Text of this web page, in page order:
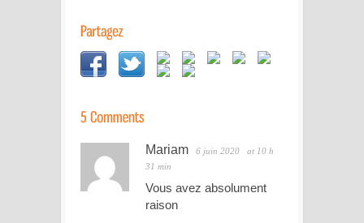
Mariam 6 juin 2020
at 10 h
31 min
Vous avez absolument
raison